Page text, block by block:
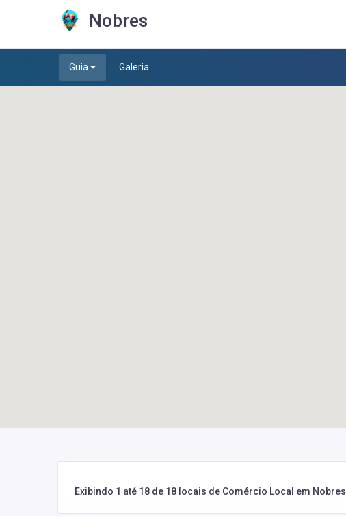
Nobres
Guia Galeria
Exibindo 1 até 18 de 18 locais de Comércio Local em Nobres